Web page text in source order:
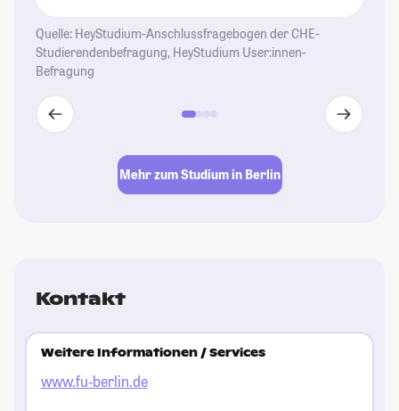
Quelle: HeyStudium-Anschlussfragebogen der CHE-
Studierendenbefragung, HeyStudium User:innen-
Befragung
Mehr zum Studium in Berlin
Kontakt
Weitere Informationen / Services
www.fu-berlin.de